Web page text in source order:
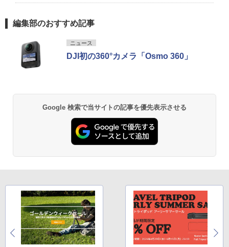
編集部のおすすめ記事
ニュース
DJI初の360°カメラ「Osmo 360」
Google 検索で当サイトの記事を優先表示させる